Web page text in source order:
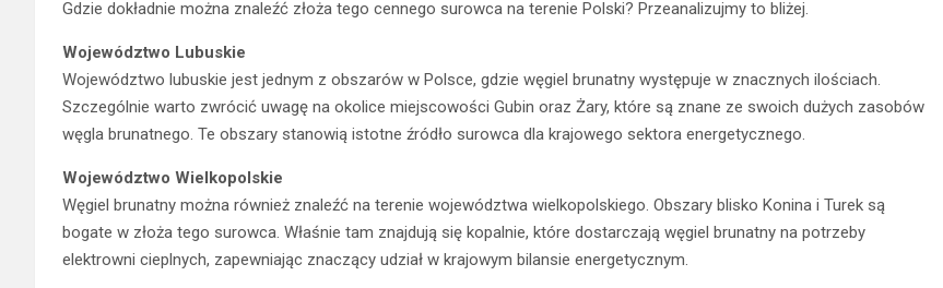
Gdzie dokładnie można znaleźć złoża tego cennego surowca na terenie Polski? Przeanalizujmy to bliżej.
Województwo Lubuskie
Województwo lubuskie jest jednym z obszarów w Polsce, gdzie węgiel brunatny występuje w znacznych ilościach.
Szczególnie warto zwrócić uwagę na okolice miejscowości Gubin oraz Żary, które są znane ze swoich dużych zasobów
węgla brunatnego. Te obszary stanowią istotne źródło surowca dla krajowego sektora energetycznego.
Województwo Wielkopolskie
Węgiel brunatny można również znaleźć na terenie województwa wielkopolskiego. Obszary blisko Konina i Turek są
bogate w złoża tego surowca. Właśnie tam znajdują się kopalnie, które dostarczają węgiel brunatny na potrzeby
elektrowni cieplnych, zapewniając znaczący udział w krajowym bilansie energetycznym.